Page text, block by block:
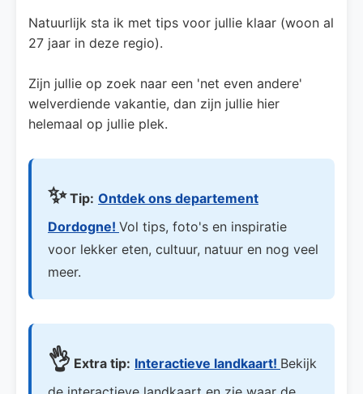
Natuurlijk sta ik met tips voor jullie klaar (woon al
27 jaar in deze regio).
Zijn jullie op zoek naar een 'net even andere'
welverdiende vakantie, dan zijn jullie hier
helemaal op jullie plek.
✨Tip: Ontdek ons departement
Dordogne! Vol tips, foto's en inspiratie
voor lekker eten, cultuur, natuur en nog veel
meer.
👌 Extra tip: Interactieve landkaart! Bekijk